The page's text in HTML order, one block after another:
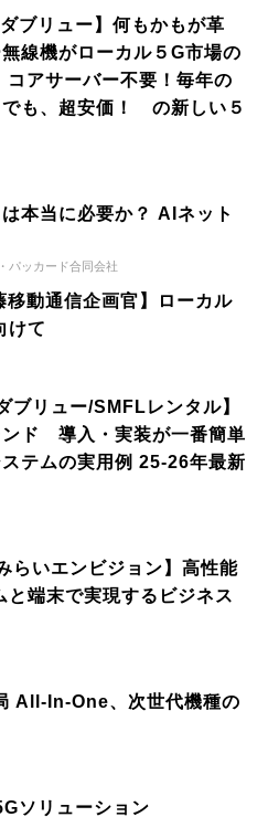
ブリュー】何もかもが革
線機がローカル５G市場の
コアサーバー不要！毎年の
も、超安価！ の新しい５
本当に必要か？ AIネット
パッカード合同会社
移動通信企画官】ローカル
けて
ブリュー/SMFLレンタル】
ンド 導入・実装が一番簡単
テムの実用例 25-26年最新
らいエンビジョン】高性能
と端末で実現するビジネス
All-In-One、次世代機種の
ソリューション